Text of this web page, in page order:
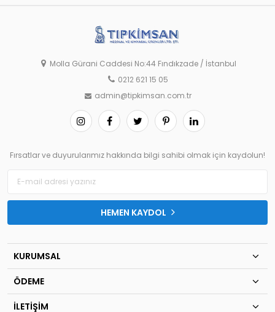
Molla Gürani Caddesi No:44 Fındıkzade / İstanbul
0212 621 15 05
admin@tipkimsan.com.tr
Fırsatlar ve duyurularımız hakkında bilgi sahibi olmak için kaydolun!
HEMEN KAYDOL
KURUMSAL
ÖDEME
İLETİŞİM